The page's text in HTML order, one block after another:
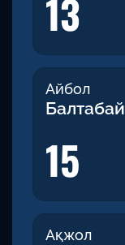
13
Айбол
Балтабай
15
Ақжол